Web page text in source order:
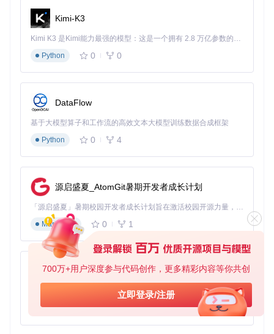
700万+用户深度参与代码创作，更多精彩内容等你共创
立即登录/注册
Kimi-K3
Kimi K3 是Kimi能力最强的模型：这是一个拥有 2.8 万亿参数的混合专家（MoE）模型，具备原生视觉理解能力，并支持 100 万 token 的上下文窗口。
Python
0 0
DataFlow
基于大模型算子和工作流的高效文本大模型训练数据合成框架
Python
0 4
源启盛夏_AtomGit暑期开发者成长计划
「源启盛夏」暑期校园开发者成长计划旨在激活校园开源力量，通过积分激励、认证扶持、资源倾斜等形式，引导高校组织和开发者完成「入驻 — 建项目 — 做贡献 — 获认证 — 得资源」的完整闭环。无论你是想带领社团入驻平台的组织者，还是希望用代码贡献证明自己的开发者，都能在这里找到属于你的成长路径。
Markdown
0 1
py-xiaozhi
基于Python的Xiaozhi AI，适用于想要完整Xiaozhi体验而无需拥有专用硬件的用户。
Python
0 1